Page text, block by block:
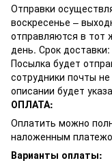
Отправки
воскресенье –
отправляются в тот
день. Срок
Посылка будет
сотрудники почты
описании будет
ОПЛАТА:
Оплатить можно
наложенным
Варианты оплаты: